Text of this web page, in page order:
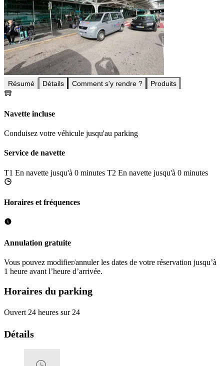
Résumé Détails Comment s'y rendre ? Produits
Navette incluse
Conduisez votre véhicule jusqu'au parking
Service de navette
T1 En navette jusqu'à 0 minutes T2 En navette jusqu'à 0 minutes
Horaires et fréquences
Annulation gratuite
Vous pouvez modifier/annuler les dates de votre réservation jusqu’à
1 heure avant l’heure d’arrivée.
Horaires du parking
Ouvert 24 heures sur 24
Détails